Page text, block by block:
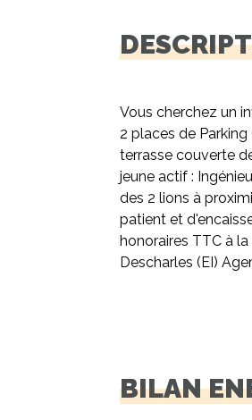
Vous cherchez un
2 places de
terrasse couverte
jeune actif :
des 2 lions à
patient et
honoraires TTC à
Descharles (EI)
BILAN